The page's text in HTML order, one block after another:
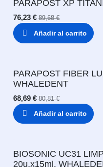
PARAPOST XP
76,23 € 89,68€
Añadir al carrito
PARAPOST FIBER
WHALEDENT
68,69 € 80,81€
Añadir al carrito
BIOSONIC UC31
20u.x15ml.